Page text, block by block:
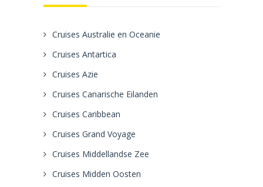
Cruises Australie en Oceanie
Cruises Antartica
Cruises Azie
Cruises Canarische Eilanden
Cruises Caribbean
Cruises Grand Voyage
Cruises Middellandse Zee
Cruises Midden Oosten